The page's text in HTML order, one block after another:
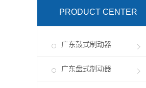
PRODUCT CENTER
广东鼓式制动器
广东盘式制动器